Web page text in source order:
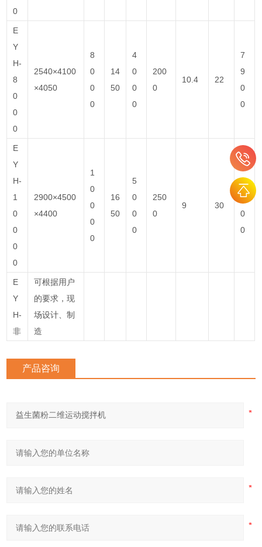
0
E
Y
H-
8
0
0
0
2540×4100
×4050
8
0
0
0
14
50
4
0
0
0
200
0
10.4 22
7
9
0
0
E
Y
H-
1
0
0
0
0
2900×4500
×4400
1
0
0
0
0
16
50
5
0
0
0
250
0
9 30
9
5
0
0
E
Y
H-
非
可根据用户
的要求，现
场设计、制
造
产品咨询